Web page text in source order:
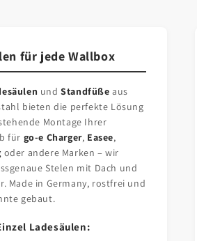
für jede Wallbox
undStandfüße aus
bieten die perfekte Lösung
Montage Ihrer
für go-e Charger, Easee,
oder andere Marken – wir
Stelen mit Dach und
Made in Germany, rostfrei und
gebaut.
Ladesäulen: